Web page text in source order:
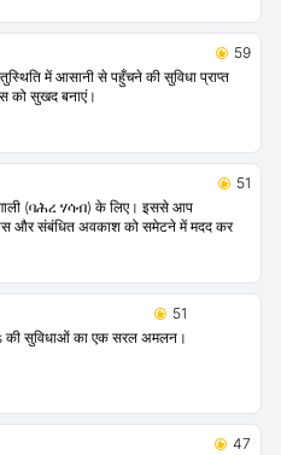
59
में आसानी से पहुँचने की सुविधा प्राप्त
को सुखद बनाएं।
51
(ባሕረ ሃሳብ) के लिए। इससे आप
और संबंधित अवकाश को समेटने में मदद कर
51
सुविधाओं का एक सरल अमलन।
47